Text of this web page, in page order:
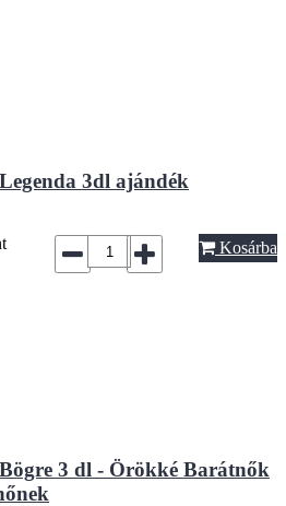
3dl ajándék
Kosárba
3 dl - Örökké Barátnők